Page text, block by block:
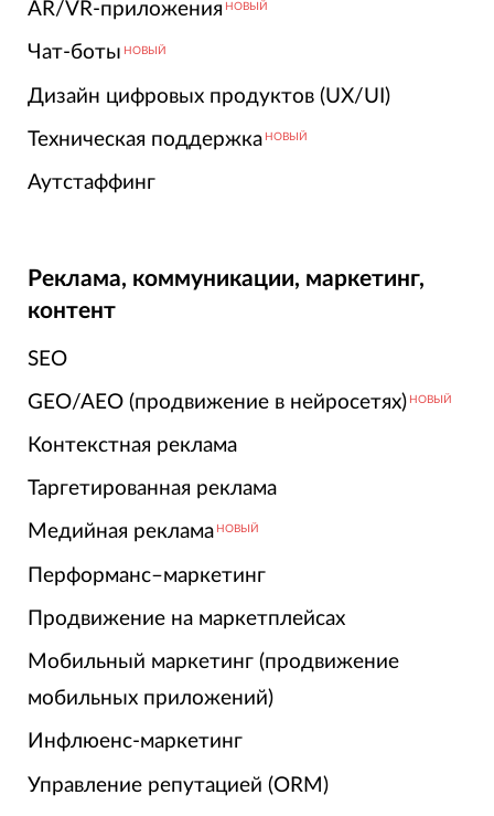
AR/VR-приложения НОВЫЙ
Чат-боты НОВЫЙ
Дизайн цифровых продуктов (UX/UI)
Техническая поддержка НОВЫЙ
Аутстаффинг
Реклама, коммуникации, маркетинг,
контент
SEO
GEO/AEO (продвижение в нейросетях) НОВЫЙ
Контекстная реклама
Таргетированная реклама
Медийная реклама НОВЫЙ
Перформанс–маркетинг
Продвижение на маркетплейсах
Мобильный маркетинг (продвижение
мобильных приложений)
Инфлюенс-маркетинг
Управление репутацией (ORM)